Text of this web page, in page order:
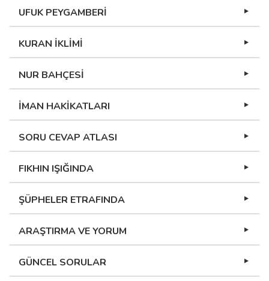
UFUK PEYGAMBERİ
KURAN İKLİMİ
NUR BAHÇESİ
İMAN HAKİKATLARI
SORU CEVAP ATLASI
FIKHIN IŞIĞINDA
ŞÜPHELER ETRAFINDA
ARAŞTIRMA VE YORUM
GÜNCEL SORULAR